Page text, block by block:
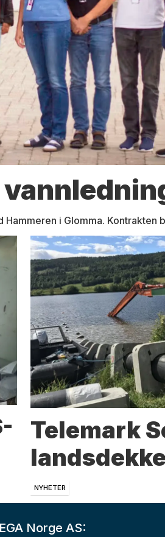
i Glomma. Kontrakten
Telemark
NYHETER
Norge AS: